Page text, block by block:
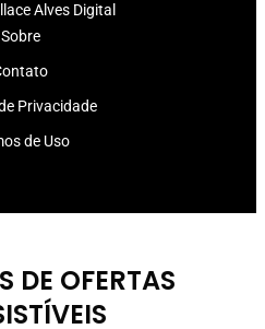
Alves Digital
Sobre
Privacidade
de Uso
DE OFERTAS